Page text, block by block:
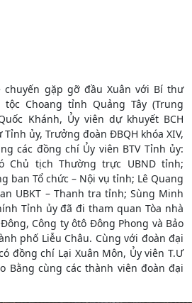
chuyến gặp gỡ đầu Xuân với Bí thư
Choang tỉnh Quảng Tây (Trung
Khánh, Ủy viên dự khuyết BCH
ủy, Trưởng đoàn ĐBQH khóa XIV,
các đồng chí Ủy viên BTV Tỉnh ủy:
Chủ tịch Thường trực UBND tỉnh;
ban Tổ chức – Nội vụ tỉnh; Lê Quang
UBKT – Thanh tra tỉnh; Sùng Minh
Tỉnh ủy đã đi tham quan Tòa nhà
Công ty ôtô Đông Phong và Bảo
phố Liễu Châu. Cùng với đoàn đại
đồng chí Lại Xuân Môn, Ủy viên T.Ư
Bằng cùng các thành viên đoàn đại